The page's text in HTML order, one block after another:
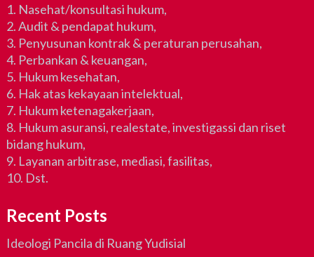
1. Nasehat/konsultasi hukum,
2. Audit & pendapat hukum,
3. Penyusunan kontrak & peraturan perusahan,
4. Perbankan & keuangan,
5. Hukum kesehatan,
6. Hak atas kekayaan intelektual,
7. Hukum ketenagakerjaan,
8. Hukum asuransi, realestate, investigassi dan riset
bidang hukum,
9. Layanan arbitrase, mediasi, fasilitas,
10. Dst.
Recent Posts
Ideologi Pancila di Ruang Yudisial